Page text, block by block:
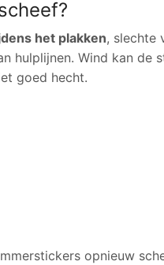
het plakken, slechte
hulplijnen. Wind kan de
goed hecht.
opnieuw